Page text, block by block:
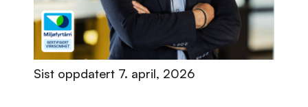
Sist oppdatert 7. april, 2026